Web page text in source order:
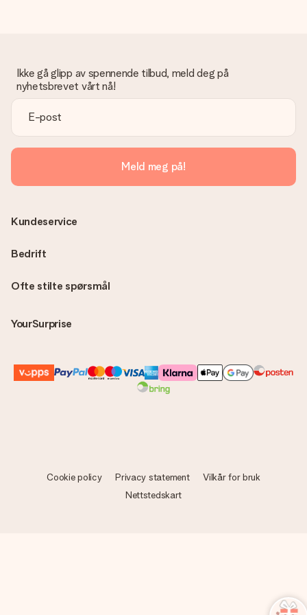
Ikke gå glipp av spennende tilbud, meld deg på
nyhetsbrevet vårt nå!
Meld meg på!
Ofte stilte spørsmål
YourSurprise
Kundeservice
Bedrift
Cookie policy Privacy statement
Vilkår for bruk
Nettstedskart